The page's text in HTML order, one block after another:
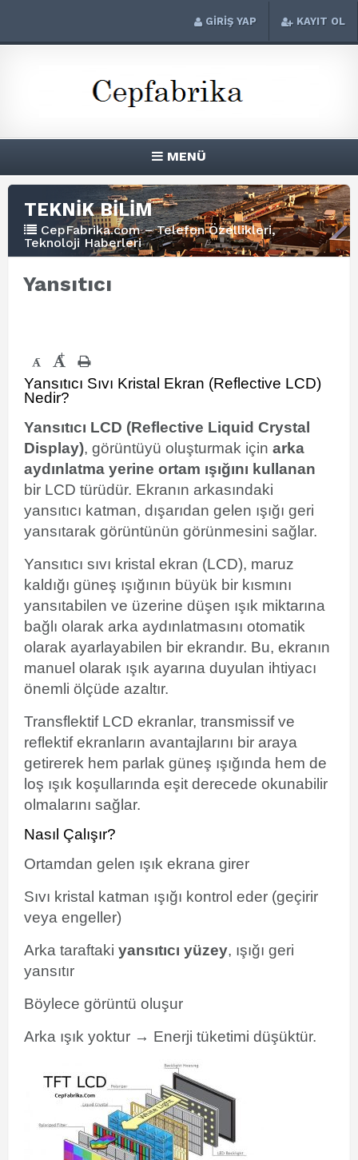
GİRİŞ YAP KAYIT OL
MENÜ
TEKNİK BİLİM
CepFabrika.com – Telefon Özellikleri,
Teknoloji Haberleri
Yansıtıcı
- +
Yansıtıcı Sıvı Kristal Ekran (Reflective LCD)
Nedir?
Yansıtıcı LCD (Reflective Liquid Crystal
Display), görüntüyü oluşturmak için arka
aydınlatma yerine ortam ışığını kullanan
bir LCD türüdür. Ekranın arkasındaki
yansıtıcı katman, dışarıdan gelen ışığı geri
yansıtarak görüntünün görünmesini sağlar.
Yansıtıcı sıvı kristal ekran (LCD), maruz
kaldığı güneş ışığının büyük bir kısmını
yansıtabilen ve üzerine düşen ışık miktarına
bağlı olarak arka aydınlatmasını otomatik
olarak ayarlayabilen bir ekrandır. Bu, ekranın
manuel olarak ışık ayarına duyulan ihtiyacı
önemli ölçüde azaltır.
Transflektif LCD ekranlar, transmissif ve
reflektif ekranların avantajlarını bir araya
getirerek hem parlak güneş ışığında hem de
loş ışık koşullarında eşit derecede okunabilir
olmalarını sağlar.
Nasıl Çalışır?
Ortamdan gelen ışık ekrana girer
Sıvı kristal katman ışığı kontrol eder (geçirir
veya engeller)
Arka taraftaki yansıtıcı yüzey, ışığı geri
yansıtır
Böylece görüntü oluşur
Arka ışık yoktur → Enerji tüketimi düşüktür.